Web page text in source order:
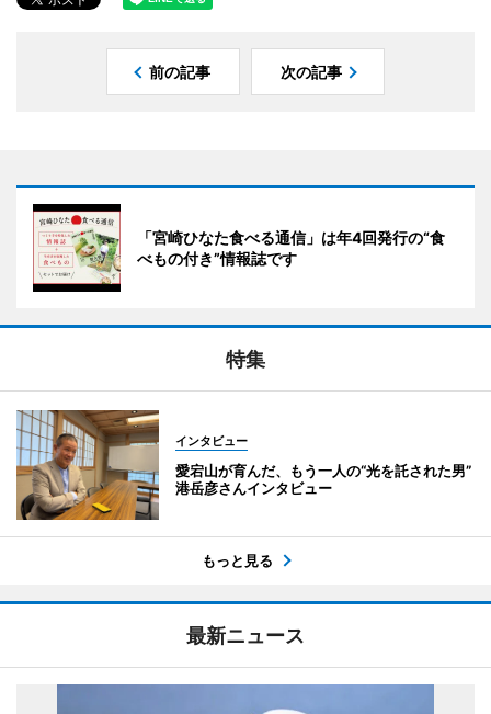
前の記事 次の記事
「宮崎ひなた食べる通信」は年4回発行の“食
べもの付き”情報誌です
特集
インタビュー
愛宕山が育んだ、もう一人の“光を託された男”
港岳彦さんインタビュー
もっと見る
最新ニュース